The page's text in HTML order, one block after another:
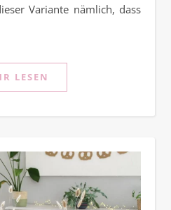
Variante nämlich, dass
LESEN